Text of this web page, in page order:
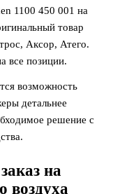
1100 450 001 на
товар
Аксор, Атего.
все позиции.
возможность
детальнее
решение с
на
воздуха